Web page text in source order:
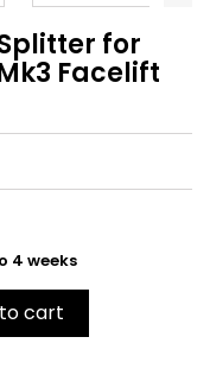
for
Facelift
4 weeks
cart